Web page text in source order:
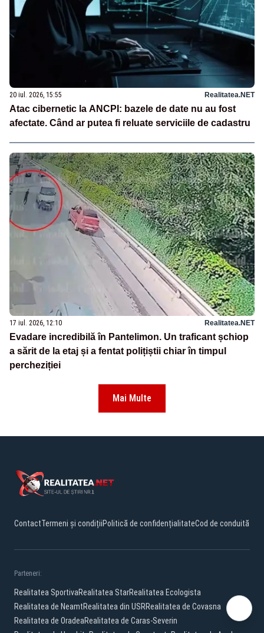
20 iul. 2026, 15:55 Realitatea.NET
Atac cibernetic la ANCPI: bazele de date nu au fost
afectate. Când ar putea fi reluate serviciile de cadastru
17 iul. 2026, 12:10 Realitatea.NET
Evadare incredibilă în Pantelimon. Un traficant șchiop
a sărit de la etaj și a fentat polițiștii chiar în timpul
percheziției
Mai Multe
ContactTermeni și condițiiPolitică de confidențialitateCod de conduită
Parteneri:
Realitatea SportivaRealitatea StarRealitatea Ecologista
Realitatea de NeamtRealitatea din USRRealitatea de Covasna
Realitatea de OradeaRealitatea de Caras-Severin